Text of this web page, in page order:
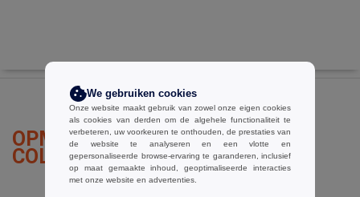
OPMERKINGEN OVER RUSSELL
COLLECTION JZ922
We gebruiken cookies
Onze website maakt gebruik van zowel onze eigen cookies
als cookies van derden om de algehele functionaliteit te
verbeteren, uw voorkeuren te onthouden, de prestaties van
de website te analyseren en een vlotte en
gepersonaliseerde browse-ervaring te garanderen, inclusief
op maat gemaakte inhoud, geoptimaliseerde interacties
met onze website en advertenties.